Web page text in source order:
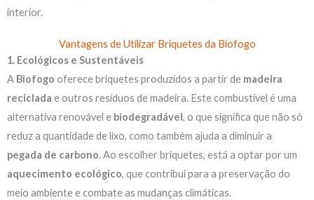
interior.
Vantagens de Utilizar Briquetes da Biofogo
1. Ecológicos e Sustentáveis
A Biofogo oferece briquetes produzidos a partir de madeira
reciclada e outros resíduos de madeira. Este combustível é uma
alternativa renovável e biodegradável, o que significa que não só
reduz a quantidade de lixo, como também ajuda a diminuir a
pegada de carbono. Ao escolher briquetes, está a optar por um
aquecimento ecológico, que contribui para a preservação do
meio ambiente e combate as mudanças climáticas.